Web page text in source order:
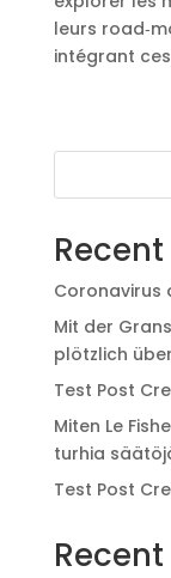
leurs
intégrant
Coronavirus
Mit der
plötzlich
Test Post
Miten Le
turhia
Test Post